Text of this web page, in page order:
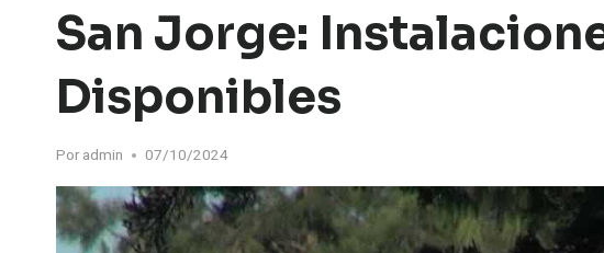
San Jorge:
Disponibles
Por admin 07/10/2024